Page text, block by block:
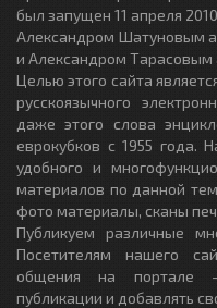
был запущен 11 апреля
Александром Шатуновым
и Александром Тарасовым
Целью этого сайта
русскоязычного
даже этого слова
еврокубков с 1955 года.
удобного и
материалов по данной
фото материалы, сканы
Публикуем различные
Посетителям нашего
общения на портале
публикации и добавлять